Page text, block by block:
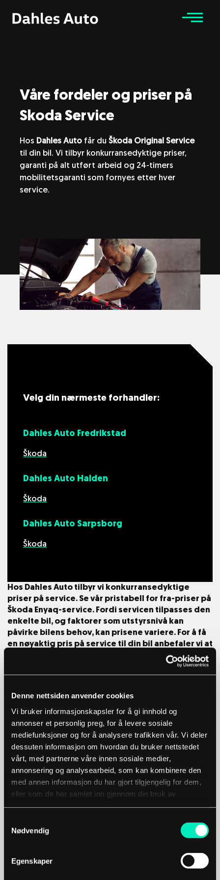
Denne nettsiden anvender cookies
Vi bruker informasjonskapsler for å gi innhold og
annonser et personlig preg, for å levere sosiale
mediefunksjoner og for å analysere trafikken vår. Vi deler
dessuten informasjon om hvordan du bruker nettstedet
vårt, med partnerne våre innen sosiale medier,
annonsering og analysearbeid, som kan kombinere den
med annen informasjon du har gjort tilgjengelig for dem,
eller som de har samlet inn gjennom din bruk av
Nødvendig
Egenskaper
Tjenester
Kampanjer
Bruktbil
AVIS Bilutleie
Råd & tips
Våre fordeler og priser på
Skoda Service
Hos Dahles Auto får du Škoda Original Service
til din bil. Vi tilbyr konkurransedyktige priser,
garanti på alt utført arbeid og 24-timers
mobilitetsgaranti som fornyes etter hver
service.
Velg din nærmeste forhandler:
Dahles Auto Fredrikstad
Škoda
Dahles Auto Halden
Škoda
Dahles Auto Sarpsborg
Škoda
Hos Dahles Auto tilbyr vi konkurransedyktige
priser på service. Se vår pristabell for fra-priser på
Škoda Enyaq-service. Fordi servicen tilpasses den
enkelte bil, og faktorer som utstyrsnivå kan
påvirke bilens behov, kan prisene variere. For å få
en nøyaktig pris på service til din bil anbefaler vi at
du tar kontakt med din nærmeste Dahles Auto
Priser på Skoda Enyaq Originalservice
Alle oppgitte priser er frapriser og vil kunne
variere ut ifra modell og utstyr du har på bilen.
Verkstedmateriell og kildesorteringsgebyr
tilkommer.
2-års service 4-års service
Skoda Enyaq 6.890,- 7.990,-
Skoda Elroq
Dette inneholder en Skoda Enyaq